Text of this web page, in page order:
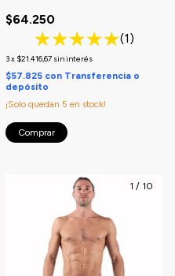
$64.250
(1)
3x $21.416,67 sin interés
$57.825 con Transferencia o
depósito
¡Solo quedan 5 en stock!
Comprar
1 / 10